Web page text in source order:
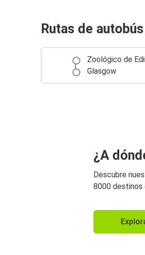
Rutas de
Zoológico de
Glasgow
¿A
Descubre
8000 destinos